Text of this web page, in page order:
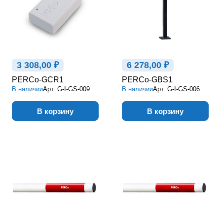
3 308,00 ₽
PERCo-GCR1
В наличииАрт. G-I-GS-009
В корзину
6 278,00 ₽
PERCo-GBS1
В наличииАрт. G-I-GS-006
В корзину